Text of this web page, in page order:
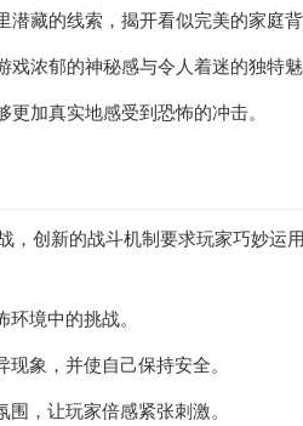
藏的线索，揭开看似完美的家庭背
浓郁的神秘感与令人着迷的独特魅
加真实地感受到恐怖的冲击。
，创新的战斗机制要求玩家巧妙
境中的挑战。
象，并使自己保持安全。
，让玩家倍感紧张刺激。